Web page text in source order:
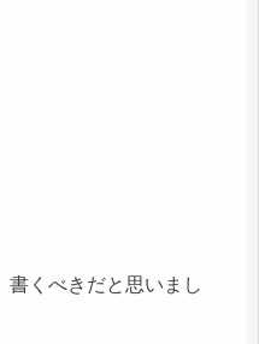
書くべきだと思いまし